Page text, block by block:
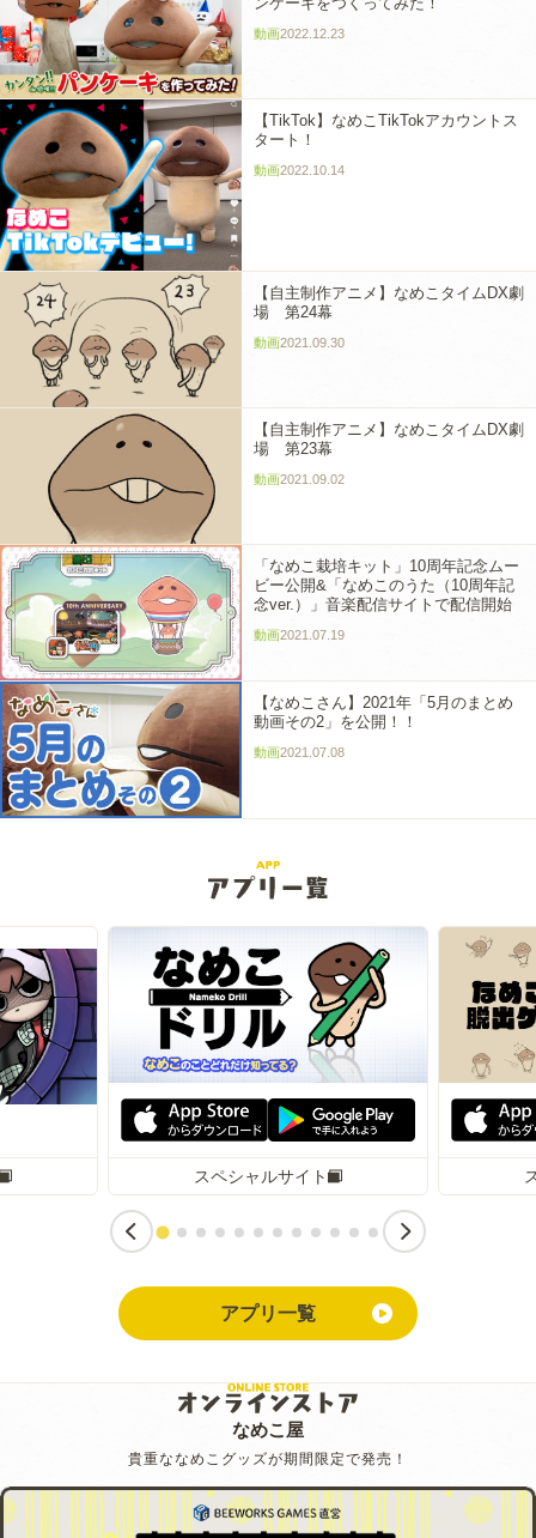
動画2022.12.23
【TikTok】なめこTikTokアカウントス
タート！
動画2022.10.14
【自主制作アニメ】なめこタイムDX劇
場 第24幕
動画2021.09.30
【自主制作アニメ】なめこタイムDX劇
場 第23幕
動画2021.09.02
「なめこ栽培キット」10周年記念ムー
ビー公開&「なめこのうた（10周年記
念ver.）」音楽配信サイトで配信開始
動画2021.07.19
【なめこさん】2021年「5月のまとめ
動画その2」を公開！！
動画2021.07.08
スペシャルサイト
アプリ一覧
なめこ屋
貴重ななめこグッズが期間限定で発売！